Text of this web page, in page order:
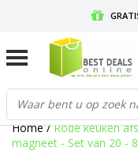
GRATIS
Home/Rode keuken
magneet - Set van 20 -